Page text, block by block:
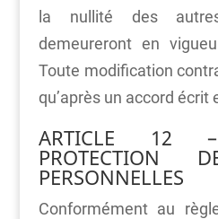
la nullité des
demeureront en
Toute modification
qu’après un accord écrit
ARTICLE 12
PROTECTION
PERSONNELLES
Conformément au